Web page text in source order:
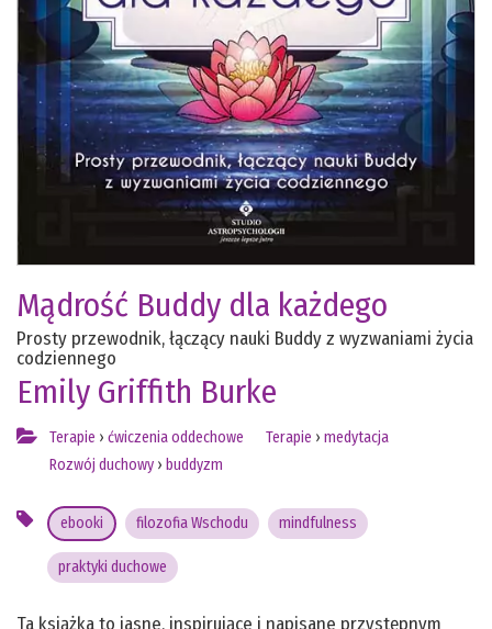
Mądrość Buddy dla każdego
Prosty przewodnik, łączący nauki Buddy z wyzwaniami życia
codziennego
Emily Griffith Burke
Terapie › ćwiczenia oddechowe
Rozwój duchowy › buddyzm
Terapie › medytacja
ebooki filozofia Wschodu mindfulness
praktyki duchowe
Ta książka to jasne, inspirujące i napisane przystępnym